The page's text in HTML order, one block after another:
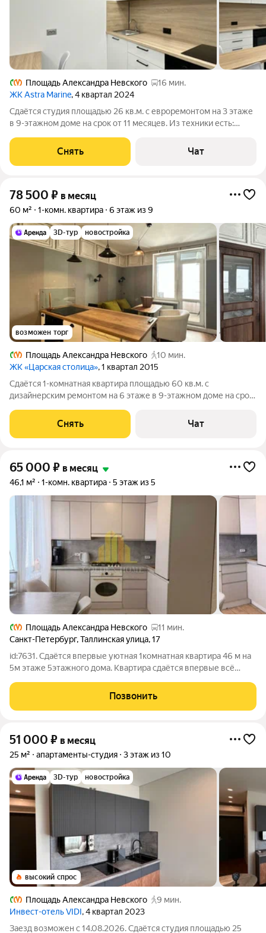
Площадь Александра Невского
16 мин.
ЖК Astra Marine, 4 квартал 2024
Сдаётся студия площадью 26 кв.м. с евроремонтом на 3 этаже
в 9-этажном доме на срок от 11 месяцев. Из техники есть:
Дом - монолитный, окна выходят во двор. Есть консьерж. В
подъезде 2 лифта - 1
Снять Чат
78 500 ₽ в месяц
60 м² 1-комн. квартира 6 этаж из 9
3D-тур новостройка
возможен торг
Площадь Александра Невского
10 мин.
ЖК «Царская столица», 1 квартал 2015
Сдаётся 1-комнатная квартира площадью 60 кв.м. с
дизайнерским ремонтом на 6 этаже в 9-этажном доме на срок
Стиральная машина Холодильник Посудомоечная машина
Снять Чат
65 000 ₽ в месяц
46,1 м² 1-комн. квартира 5 этаж из 5
Площадь Александра Невского
11 мин.
Санкт-Петербург,Таллинская улица,17
id:7631. Сдаётся впервые уютная 1комнатная квартира 46 м на
5м этаже 5этажного дома. Квартира сдаётся впервые всё
семейную пару или порядочных, ответственных людей,
которые оценят уют, чистоту
Позвонить
51 000 ₽ в месяц
25 м² апартаменты-студия 3 этаж из 10
3D-тур новостройка
высокий спрос
Площадь Александра Невского
9 мин.
Инвест-отель VIDI, 4 квартал 2023
Заезд возможен с 14.08.2026. Сдаётся студия площадью 25